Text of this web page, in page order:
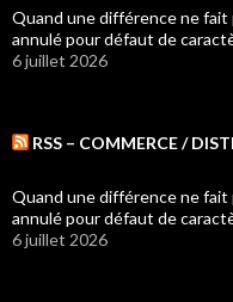
Quand une différence ne fait
annulé pour défaut de
6 juillet 2026
RSS – COMMERCE /
Quand une différence ne fait
annulé pour défaut de
6 juillet 2026